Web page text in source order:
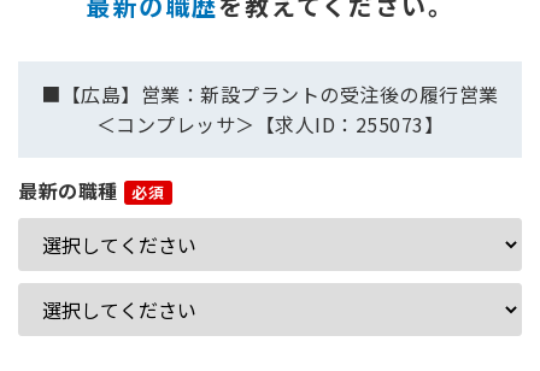
■【広島】営業：新設プラントの受注後の履行営業
＜コンプレッサ＞【求人ID：255073】
最新の職種